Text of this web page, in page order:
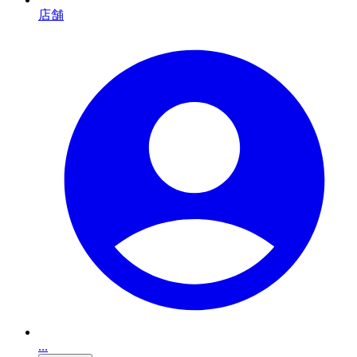
店舗
...